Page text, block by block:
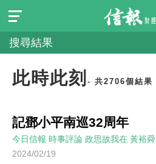
搜尋結果
此時此刻 - 共2706個結果
記鄧小平南巡32周年
今日信報 時事評論 政思故我在 黃裕舜
2024/02/19